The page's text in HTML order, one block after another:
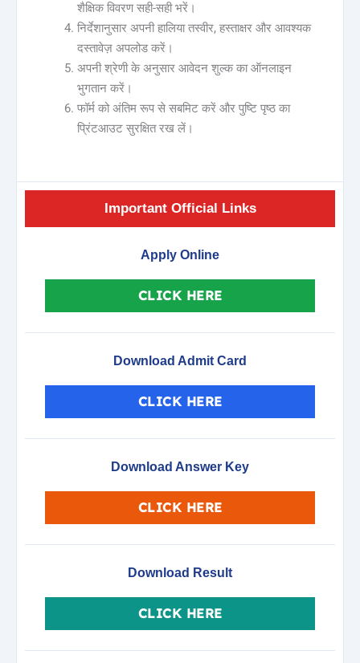
शैक्षिक विवरण सही-सही भरें।
निर्देशानुसार अपनी हालिया तस्वीर, हस्ताक्षर और आवश्यक
दस्तावेज़ अपलोड करें।
अपनी श्रेणी के अनुसार आवेदन शुल्क का ऑनलाइन
भुगतान करें।
फॉर्म को अंतिम रूप से सबमिट करें और पुष्टि पृष्ठ का
प्रिंटआउट सुरक्षित रख लें।
Important Official Links
Apply Online
CLICK HERE
Download Admit Card
CLICK HERE
Download Answer Key
CLICK HERE
Download Result
CLICK HERE